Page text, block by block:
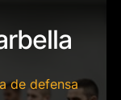
de defensa